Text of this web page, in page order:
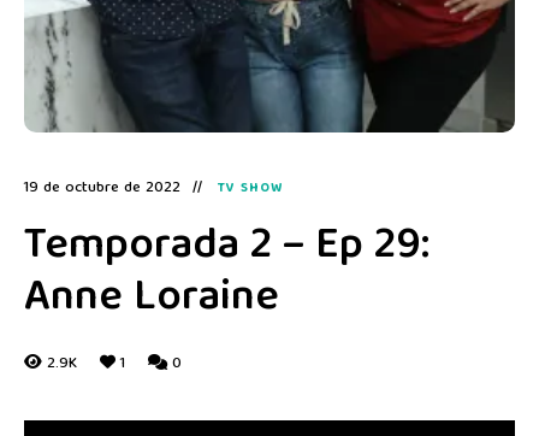
19 de octubre de 2022 TV SHOW
Temporada 2 – Ep 29:
Anne Loraine
2.9K 1 0